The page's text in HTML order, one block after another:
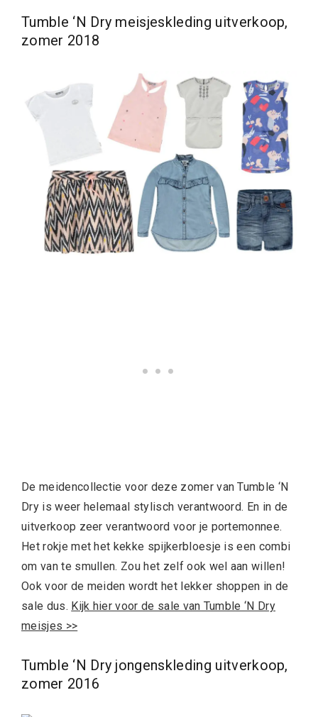
Tumble ‘N Dry meisjeskleding uitverkoop,
zomer 2018
De meidencollectie voor deze zomer van Tumble ‘N
Dry is weer helemaal stylisch verantwoord. En in de
uitverkoop zeer verantwoord voor je portemonnee.
Het rokje met het kekke spijkerbloesje is een combi
om van te smullen. Zou het zelf ook wel aan willen!
Ook voor de meiden wordt het lekker shoppen in de
sale dus. Kijk hier voor de sale van Tumble ‘N Dry
meisjes >>
Tumble ‘N Dry jongenskleding uitverkoop,
zomer 2016